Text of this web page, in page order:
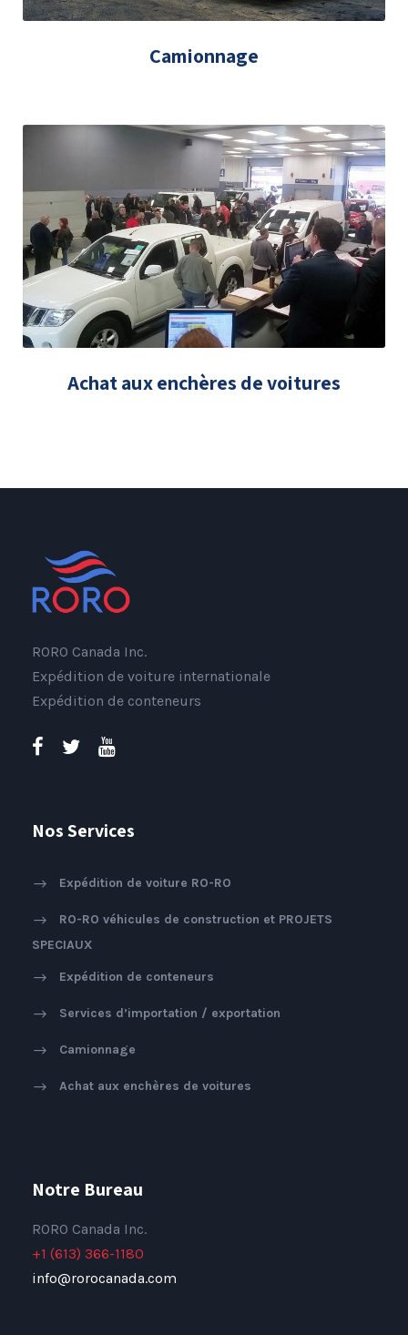
Camionnage
Achat aux enchères de voitures
RORO Canada Inc.
Expédition de voiture internationale
Expédition de conteneurs
Nos Services
Expédition de voiture RO-RO
RO-RO véhicules de construction et PROJETS
SPECIAUX
Expédition de conteneurs
Services d’importation / exportation
Camionnage
Achat aux enchères de voitures
Notre Bureau
RORO Canada Inc.
+1 (613) 366-1180
info@rorocanada.com